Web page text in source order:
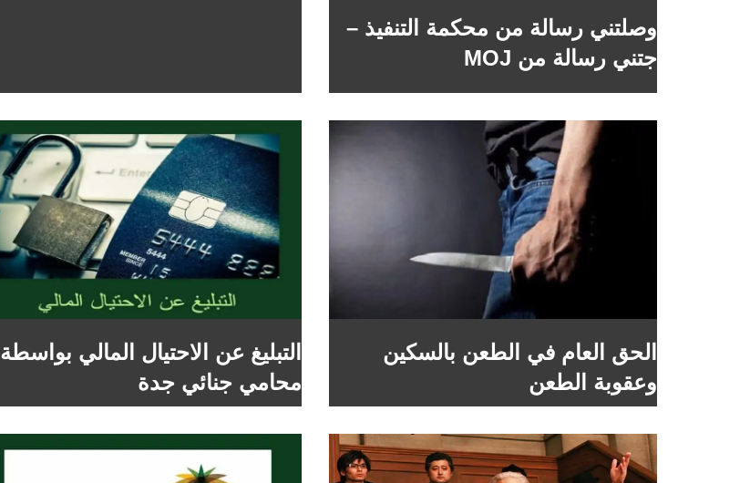
وصلتني رسالة من محكمة التنفيذ –
جتني رسالة من MOJ
الحق العام في الطعن بالسكين
وعقوبة الطعن
التبليغ عن الاحتيال المالي بواسطة
محامي جنائي جدة